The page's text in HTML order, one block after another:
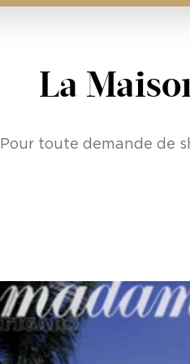
La
Pour toute demande de